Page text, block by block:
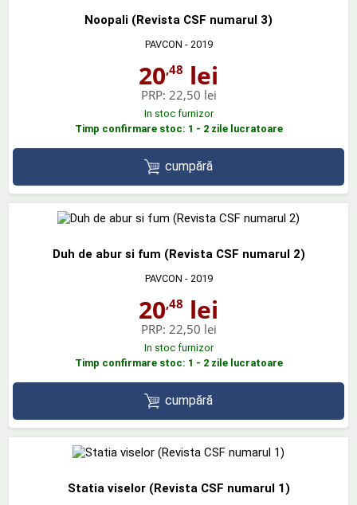
Noopali (Revista CSF numarul 3)
PAVCON - 2019
20,48 lei
PRP: 22,50 lei
In stoc furnizor
Timp confirmare stoc: 1 - 2 zile lucratoare
cumpără
Duh de abur si fum (Revista CSF numarul 2)
PAVCON - 2019
20,48 lei
PRP: 22,50 lei
In stoc furnizor
Timp confirmare stoc: 1 - 2 zile lucratoare
cumpără
Statia viselor (Revista CSF numarul 1)